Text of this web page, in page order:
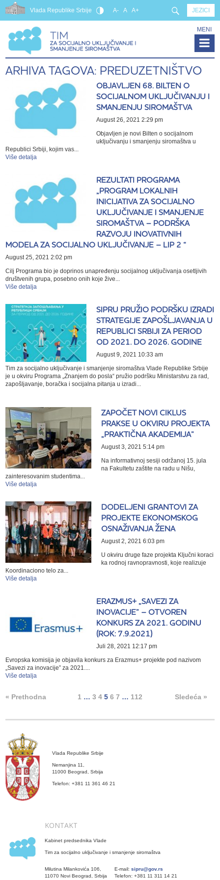
Vlada Republike Srbije JEZICI
A- A A+
MENI
ARHIVA TAGOVA: PREDUZETNIŠTVO
OBJAVLJEN 68. BILTEN O
SOCIJALNOM UKLJUČIVANJU I
SMANJENJU SIROMAŠTVA
August 26, 2021 2:29 pm
Objavljen je novi Bilten o socijalnom
uklјučivanju i smanjenju siromaštva u
Republici Srbiji, kojim vas...
Više detalja
REZULTATI PROGRAMA
„PROGRAM LOKALNIH
INICIJATIVA ZA SOCIJALNO
UKLJUČIVANJE I SMANJENJE
SIROMAŠTVA – PODRŠKA
RAZVOJU INOVATIVNIH
MODELA ZA SOCIJALNO UKLJUČIVANJE – LIP 2 “
August 25, 2021 2:02 pm
Cilj Programa bio je doprinos unapređenju socijalnog uključivanja osetljivih
društvenih grupa, posebno onih koje žive...
Više detalja
SIPRU PRUŽIO PODRŠKU IZRADI
STRATEGIJE ZAPOŠLJAVANJA U
REPUBLICI SRBIJI ZA PERIOD
OD 2021. DO 2026. GODINE
August 9, 2021 10:33 am
Tim za socijalno uključivanje i smanjenje siromaštva Vlade Republike Srbije
je u okviru Programa „Znanjem do posla“ pružio podršku Ministarstvu za rad,
zapošljavanje, boračka i socijalna pitanja u izradi...
ZAPOČET NOVI CIKLUS
PRAKSE U OKVIRU PROJEKTA
„PRAKTIČNA AKADEMIJA”
August 3, 2021 5:14 pm
Na informativnoj sesiji održanoj 15. jula
na Fakultetu zaštite na radu u Nišu,
zainteresovanim studentima...
Više detalja
DODELJENI GRANTOVI ZA
PROJEKTE EKONOMSKOG
OSNAŽIVANJA ŽENA
August 2, 2021 6:03 pm
U okviru druge faze projekta Ključni koraci
ka rodnoj ravnopravnosti, koje realizuje
Koordinaciono telo za...
Više detalja
ERAZMUS+ „SAVEZI ZA
INOVACIJE” – OTVOREN
KONKURS ZA 2021. GODINU
(ROK: 7.9.2021)
Juli 28, 2021 12:17 pm
Evropska komisija je objavila konkurs za Erazmus+ projekte pod nazivom
„Savezi za inovacije” za 2021....
Više detalja
« Prethodna 1 … 3 4 5 6 7 … 112 Sledeća »
Vlada Republike Srbije
Nemanjina 11,
11000 Beograd, Srbija
Telefon: +381 11 361 46 21
KONTAKT
Kabinet predsednika Vlade
Tim za socijalno uključivanje i smanjenje siromaštva
Milutina Milankovića 106,
11070 Novi Beograd, Srbija
E-mail:sipru@gov.rs
Telefon: +381 11 311 14 21